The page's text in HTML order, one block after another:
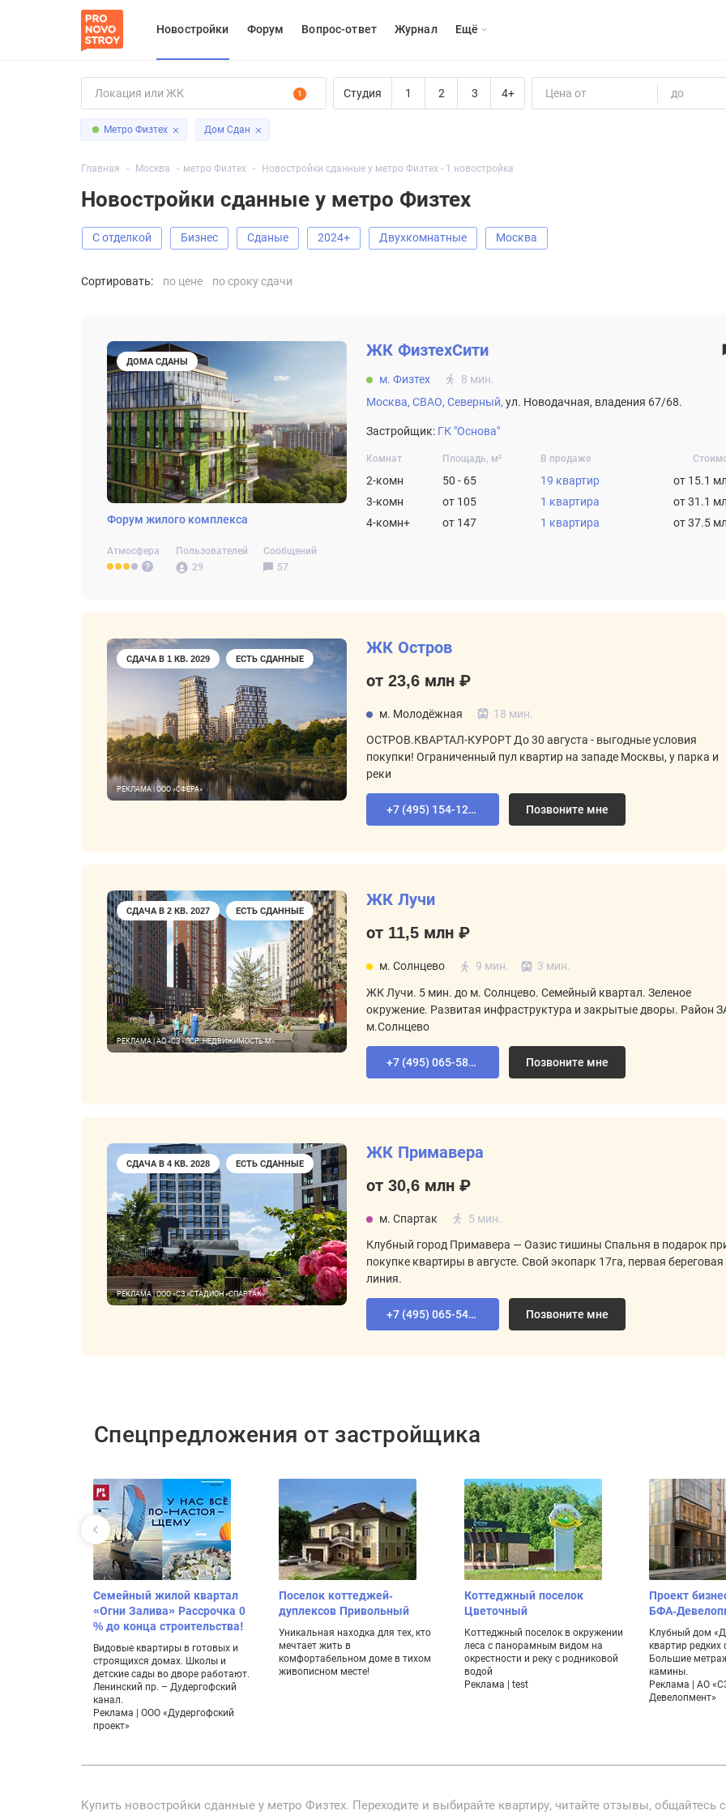
Новостройки Форум Вопрос-ответ Журнал Eщё
1 Студия 1 2 3 4+ Цена от до
Метро Физтех Дом Сдан
Главная Москва метро Физтех Новостройки сданные у метро Физтех - 1 новостройка
Новостройки сданные у метро Физтех
С отделкой Бизнес Сданые 2024+ Двухкомнатные Москва
Сортировать: по цене по сроку сдачи
ДОМА СДАНЫ
Форум жилого комплекса
Атмосфера
Пользователей
29
Сообщений
57
ЖК ФизтехСити
м. Физтех
8 мин.
Москва, СВАО, Северный, ул. Новодачная, владения 67/68.
Застройщик: ГК "Основа"
Комнат Площадь, м² В продаже
2-комн 50 - 65 19 квартир
от 15.1
3-комн
от 105 1 квартира
от 31.1
4-комн+
от 147 1 квартира от 37.5
СДАЧА В 1 КВ. 2029 ЕСТЬ СДАННЫЕ
РЕКЛАМА | ООО «СФЕРА»
ЖК Остров
от 23,6 млн ₽
м. Молодёжная 18 мин.
ОСТРОВ.КВАРТАЛ-КУРОРТ До 30 августа - выгодные условия
покупки! Ограниченный пул квартир на западе Москвы, у парка и
реки
+7 (495) 154-12-80 Позвоните мне
СДАЧА В 2 КВ. 2027 ЕСТЬ СДАННЫЕ
РЕКЛАМА | АО «СЗ «ЛСР. НЕДВИЖИМОСТЬ-М»
ЖК Лучи
от 11,5 млн ₽
м. Солнцево 9 мин. 3 мин.
ЖК Лучи. 5 мин. до м. Солнцево. Семейный квартал. Зеленое
окружение. Развитая инфраструктура и закрытые дворы. Район
м.Солнцево
+7 (495) 065-58-92 Позвоните мне
СДАЧА В 4 КВ. 2028 ЕСТЬ СДАННЫЕ
РЕКЛАМА | ООО «СЗ «СТАДИОН «СПАРТАК»
ЖК Примавера
от 30,6 млн ₽
м. Спартак 5 мин.
Клубный город Примавера — Оазис тишины Спальня в подарок
покупке квартиры в августе. Свой экопарк 17га, первая береговая
линия.
+7 (495) 065-54-02 Позвоните мне
Спецпредложения от застройщика
Семейный жилой квартал
«Огни Залива» Рассрочка 0
% до конца строительства!
Видовые квартиры в готовых и
строящихся домах. Школы и
детские сады во дворе работают.
Ленинский пр. – Дудергофский
канал.
Реклама | ООО «Дудергофский
проект»
Поселок коттеджей-
дуплексов Привольный
Уникальная находка для тех, кто
мечтает жить в
комфортабельном доме в тихом
живописном месте!
Коттеджный поселок
Цветочный
Коттеджный поселок в окружении
леса с панорамным видом на
окрестности и реку с родниковой
водой
Реклама | test
Проект
БФА-
Клубный дом
квартир
Большие
камины.
Реклама | АО
Девелопмент»
Купить новостройки сданные у метро Физтех. Переходите и выбирайте квартиру, читайте отзывы,